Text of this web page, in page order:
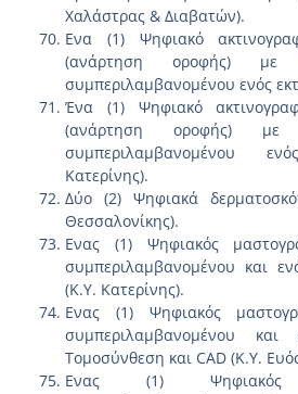
Χαλάστρας & Διαβατών).
Ενα (1) Ψηφιακό
(ανάρτηση οροφής)
συμπεριλαμβανομένου ενός
Ένα (1) Ψηφιακό
(ανάρτηση οροφής)
συμπεριλαμβανομένου
Κατερίνης).
Δύο (2) Ψηφιακά
Θεσσαλονίκης).
Ενας (1) Ψηφιακός
συμπεριλαμβανομένου και
(Κ.Υ. Κατερίνης).
Ενας (1) Ψηφιακός
συμπεριλαμβανομένου
Τομοσύνθεση και CAD (Κ.Υ.
Ενας (1) Ψηφιακός